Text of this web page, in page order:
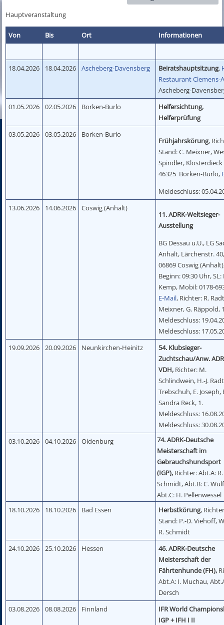
Hauptveranstaltung
Von Bis Ort Informationen
18.04.2026 18.04.2026 Ascheberg-Davensberg Beiratshauptsitzung,
Restaurant Clemens-
Ascheberg-
01.05.2026
02.05.2026 Borken-Burlo
Helfersichtung,
Helferprüfung
03.05.2026
03.05.2026 Borken-Burlo
Frühjahrskörung,
Stand: C. Meixner,
Spindler,
46325 Borken-Burlo,
Meldeschluss:
13.06.2026
14.06.2026 Coswig (Anhalt)
11. ADRK-Weltsieger-
Ausstellung
BG Dessau u.U., LG
Anhalt, Lärchenstr.
06869 Coswig
Beginn: 09:30 Uhr,
Kemp, Mobil: 0178-
E-Mail, Richter: R.
Meixner, G. Räppold,
Meldeschluss:
Meldeschluss:
19.09.2026
20.09.2026 Neunkirchen-Heinitz
54. Klubsieger-
Zuchtschau/Anw.
VDH, Richter: M.
Schlindwein, H.-J.
Trebschuh, E. Joseph,
Sandra Reck, 1.
Meldeschluss:
Meldeschluss:
03.10.2026
04.10.2026 Oldenburg
74. ADRK-Deutsche
Meisterschaft im
Gebrauchshundsport
(IGP), Richter: Abt.A: R.
Schmidt, Abt.B: C.
Abt.C: H. Pellenwessel
18.10.2026
18.10.2026 Bad Essen Herbstkörung,
Stand: P.-D. Viehoff,
R. Schmidt
24.10.2026
25.10.2026 Hessen
46. ADRK-Deutsche
Meisterschaft der
Fährtenhunde (FH),
Abt.A: I. Muchau,
Dersch
03.08.2026
08.08.2026 Finnland
IFR World
IGP + IFH I II